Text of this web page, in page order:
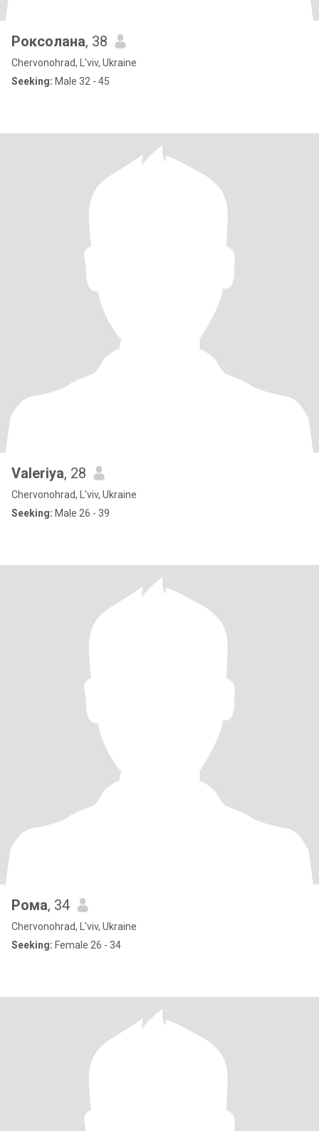
Роксолана, 38
Chervonohrad, L'viv, Ukraine
Seeking: Male 32 - 45
Valeriya, 28
Chervonohrad, L'viv, Ukraine
Seeking: Male 26 - 39
Рома, 34
Chervonohrad, L'viv, Ukraine
Seeking: Female 26 - 34